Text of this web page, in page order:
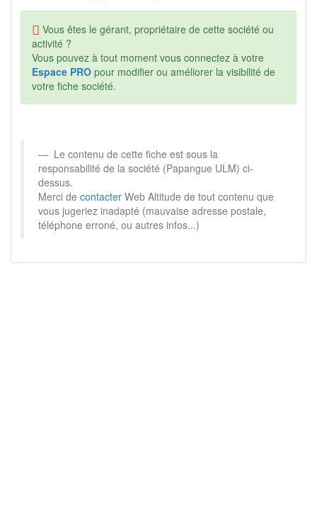
Vous êtes le gérant, propriétaire de cette société ou
activité ?
Vous pouvez à tout moment vous connectez à votre
Espace PRO pour modifier ou améliorer la visibilité de
votre fiche société.
Le contenu de cette fiche est sous la
responsabilité de la société (Papangue ULM) ci-
dessus.
Merci de contacter Web Altitude de tout contenu que
vous jugeriez inadapté (mauvaise adresse postale,
téléphone erroné, ou autres infos...)